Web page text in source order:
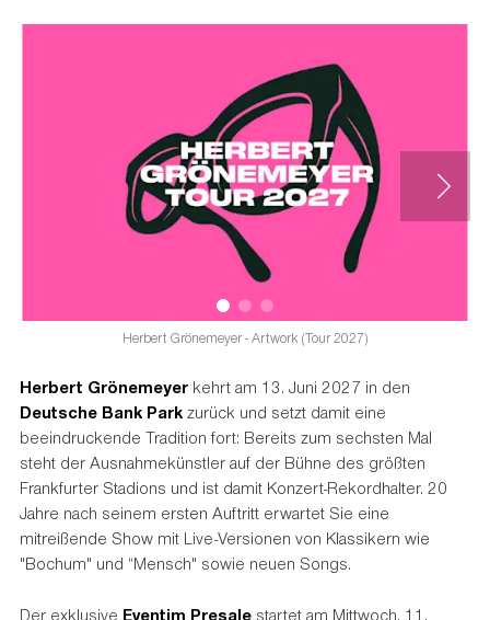
Herbert Grönemeyer - Artwork (Tour 2027)
Herbert Grönemeyerkehrt am 13. Juni 2027 in den
Deutsche Bank Parkzurück und setzt damit eine
beeindruckende Tradition fort: Bereits zum sechsten Mal
steht der Ausnahmekünstler auf der Bühne des größten
Frankfurter Stadions und ist damit Konzert-Rekordhalter. 20
Jahre nach seinem ersten Auftritt erwartet Sie eine
mitreißende Show mit Live-Versionen von Klassikern wie
"Bochum" und “Mensch" sowie neuen Songs.
Der exklusive Eventim Presalestartet am Mittwoch, 11.